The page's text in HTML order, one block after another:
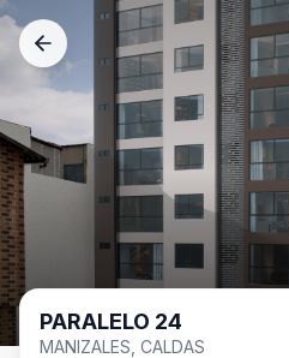
PARALELO 24
MANIZALES, CALDAS